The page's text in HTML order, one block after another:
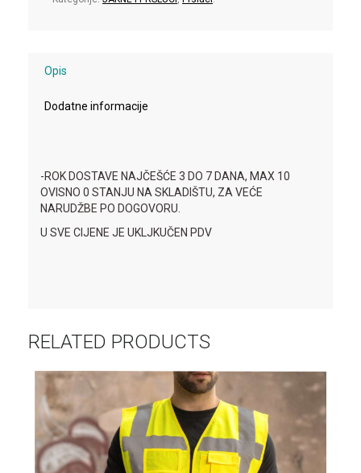
Opis
Dodatne informacije
-ROK DOSTAVE NAJČEŠĆE 3 DO 7 DANA, MAX 10
OVISNO 0 STANJU NA SKLADIŠTU, ZA VEĆE
NARUDŽBE PO DOGOVORU.
U SVE CIJENE JE UKLJKUČEN PDV
RELATED PRODUCTS